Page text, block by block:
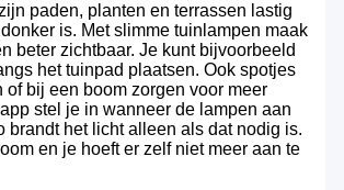
paden, planten en terrassen lastig
is. Met slimme tuinlampen maak
beter zichtbaar. Je kunt bijvoorbeeld
het tuinpad plaatsen. Ook spotjes
of bij een boom zorgen voor meer
stel je in wanneer de lampen aan
brandt het licht alleen als dat nodig is.
en je hoeft er zelf niet meer aan te